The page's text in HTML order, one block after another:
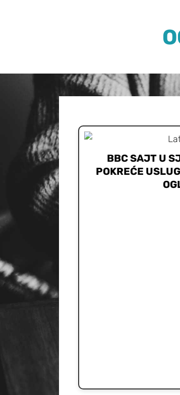
BBC SAJT U
POKREĆE